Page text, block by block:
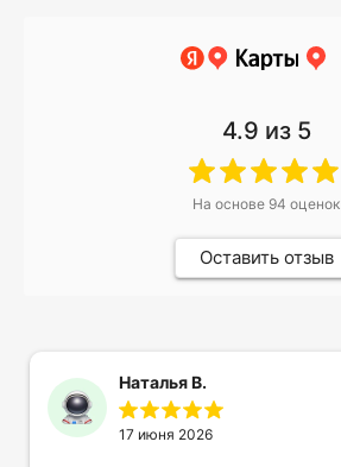
4.9 из 5
На основе 94 оценок
Оставить отзыв
Наталья В.
17 июня 2026